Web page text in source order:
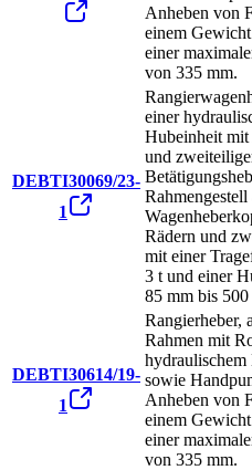
Anheben von
einem
einer
von 335 mm.
DEBTI30069/23-
1
einer
Hubeinheit
und
Rädern und
mit einer
3 t und einer
85 mm bis 500
DEBTI30614/19-
1
Rangierheber,
Rahmen mit
hydraulischem
sowie
Anheben von
einem
einer
von 335 mm.